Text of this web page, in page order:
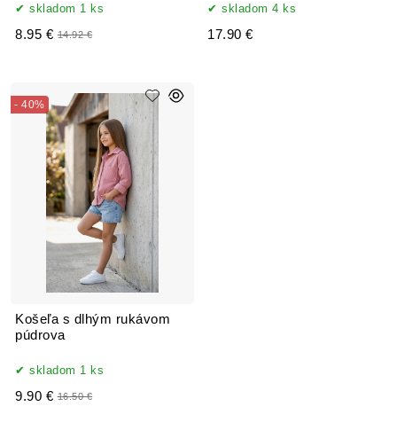
skladom 1 ks
8.95 € 14.92 €
skladom 4 ks
17.90 €
Košeľa s dlhým rukávom
púdrova
- 40%
skladom 1 ks
9.90 € 16.50 €